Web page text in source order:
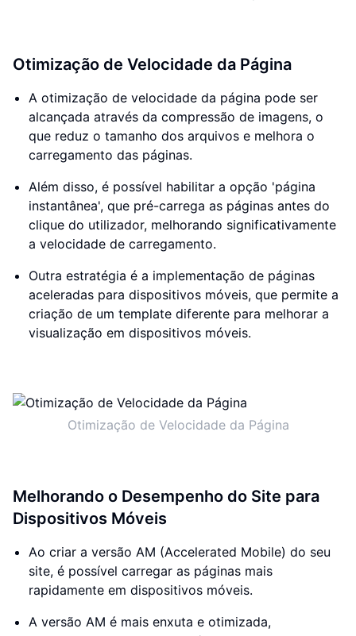
Otimização de Velocidade da Página
A otimização de velocidade da página pode ser
alcançada através da compressão de imagens, o
que reduz o tamanho dos arquivos e melhora o
carregamento das páginas.
Além disso, é possível habilitar a opção 'página
instantânea', que pré-carrega as páginas antes do
clique do utilizador, melhorando significativamente
a velocidade de carregamento.
Outra estratégia é a implementação de páginas
aceleradas para dispositivos móveis, que permite a
criação de um template diferente para melhorar a
visualização em dispositivos móveis.
Otimização de Velocidade da Página
Melhorando o Desempenho do Site para
Dispositivos Móveis
Ao criar a versão AM (Accelerated Mobile) do seu
site, é possível carregar as páginas mais
rapidamente em dispositivos móveis.
A versão AM é mais enxuta e otimizada,